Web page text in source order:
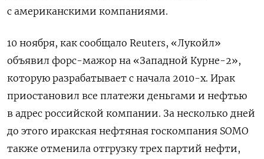
с американскими компаниями.
10 ноября, как сообщало Reuters, «Лукойл»
объявил форс-мажор на «Западной Курне-2»,
которую разрабатывает с начала 2010-х. Ирак
приостановил все платежи деньгами и нефтью
в адрес российской компании. За несколько дней
до этого иракская нефтяная госкомпания SOMO
также отменила отгрузку трех партий нефти,